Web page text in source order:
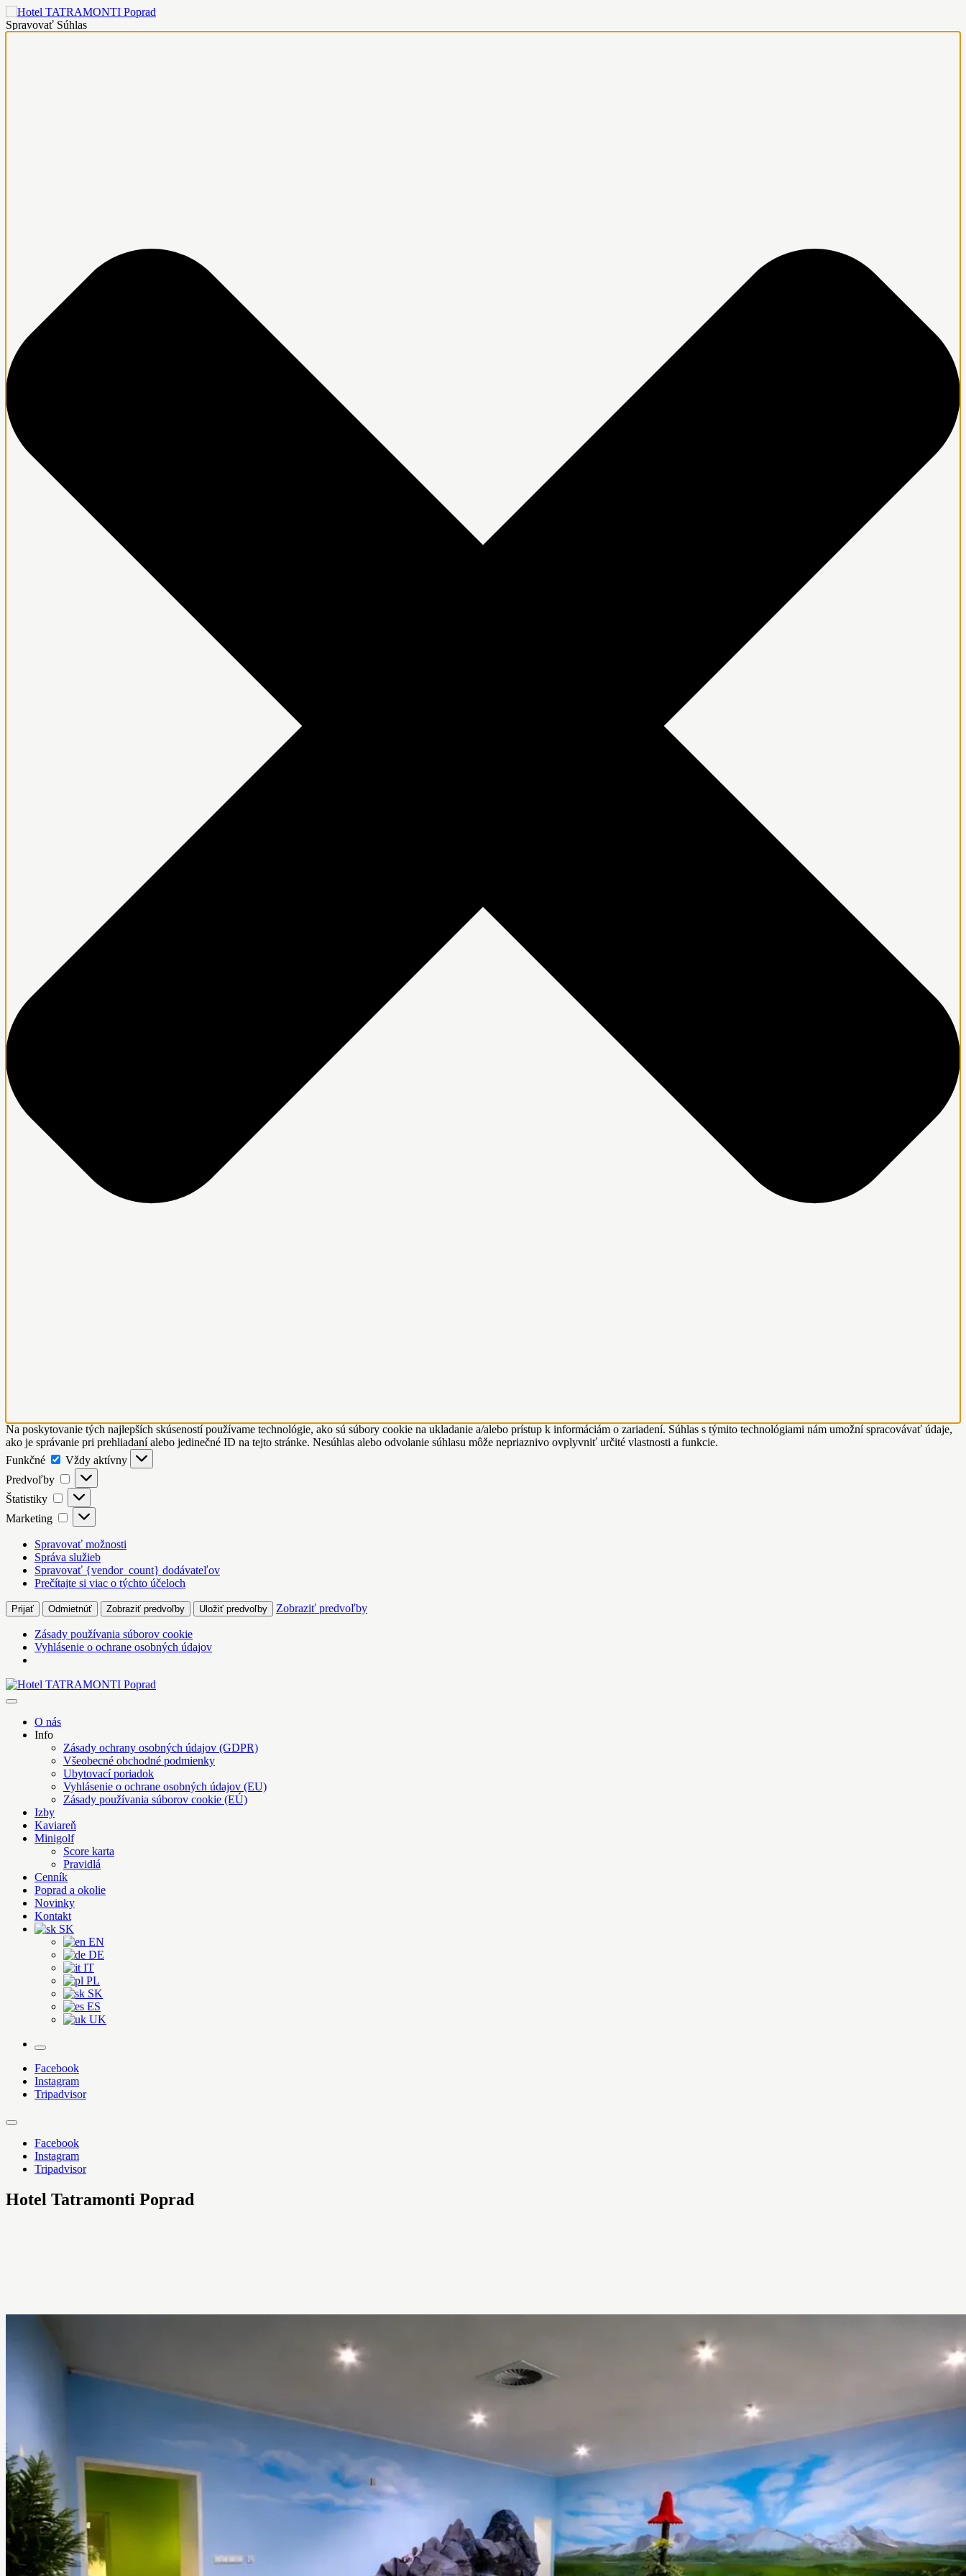
Spravovať Súhlas
Na poskytovanie tých najlepších skúseností používame technológie, ako sú súbory cookie na ukladanie a/alebo prístup k informáciám o zariadení. Súhlas s týmito technológiami nám umožní spracovávať údaje,
ako je správanie pri prehliadaní alebo jedinečné ID na tejto stránke. Nesúhlas alebo odvolanie súhlasu môže nepriaznivo ovplyvniť určité vlastnosti a funkcie.
Funkčné
Funkčné
Vždy aktívny
Predvoľby
Predvoľby
Štatistiky Štatistiky
Marketing Marketing
Spravovať možnosti
Správa služieb
Spravovať {vendor_count} dodávateľov
Prečítajte si viac o týchto účeloch
Prijať Odmietnúť Zobraziť predvoľby Uložiť predvoľby Zobraziť predvoľby
Zásady používania súborov cookie
Vyhlásenie o ochrane osobných údajov
Skip
to
O nás
Info
Zásady ochrany osobných údajov (GDPR)
Všeobecné obchodné podmienky
Ubytovací poriadok
Vyhlásenie o ochrane osobných údajov (EU)
Zásady používania súborov cookie (EÚ)
Izby
Kaviareň
Minigolf
Score karta
Pravidlá
Cenník
Poprad a okolie
Novinky
Kontakt
SK
EN
DE
IT
PL
SK
ES
UK
More
Facebook
Instagram
Tripadvisor
Facebook
Instagram
Tripadvisor
Hotel Tatramonti Poprad